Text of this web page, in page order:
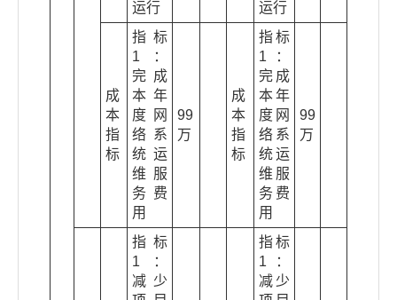
运行
运行
成
本
指
标
指标
1：
完成
本年
度网
络系
统运
维服
务费
用
99
万
成
本
指
标
指标
1：
完成
本年
度网
络系
统运
维服
务费
用
99
万
指标
1：
减少
指标
1：
减少